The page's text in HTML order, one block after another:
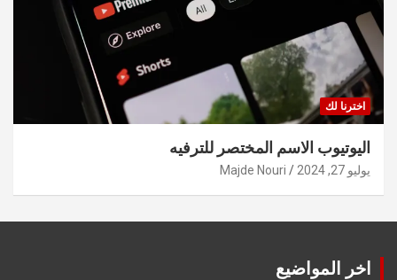
اخترنا لك
اليوتيوب الاسم المختصر للترفيه
يوليو 27, 2024 Majde Nouri
اخر المواضيع